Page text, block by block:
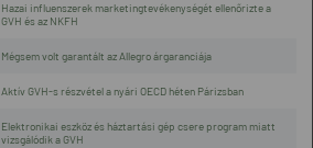
Hazai influenszerek marketingtevékenységét ellenőrizte a
GVH és az NKFH
Mégsem volt garantált az Allegro árgaranciája
Aktív GVH-s részvétel a nyári OECD héten Párizsban
Elektronikai eszköz és háztartási gép csere program miatt
vizsgálódik a GVH